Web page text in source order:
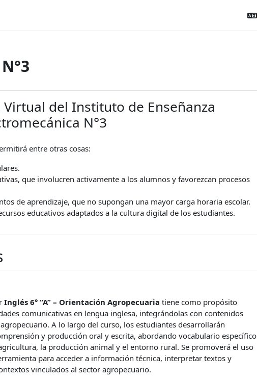
del Instituto de Enseñanza
N°3
entre otras cosas:
que involucren activamente a los alumnos y favorezcan procesos
de aprendizaje, que no supongan una mayor carga horaria escolar.
educativos adaptados a la cultura digital de los estudiantes.
Inglés 6° “A” – Orientación Agropecuaria tiene como propósito
comunicativas en lengua inglesa, integrándolas con contenidos
A lo largo del curso, los estudiantes desarrollarán
y producción oral y escrita, abordando vocabulario específico
la producción animal y el entorno rural. Se promoverá el uso
para acceder a información técnica, interpretar textos y
vinculados al sector agropecuario.